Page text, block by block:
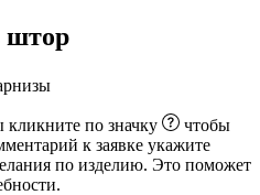
штор
по значку
чтобы
к заявке укажите
по изделию. Это поможет